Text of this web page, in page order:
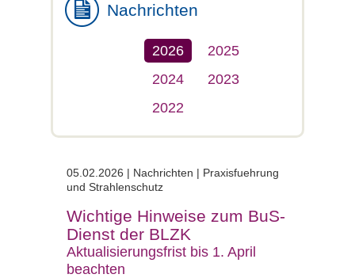
Nachrichten
2026
2025
2024
2023
2022
05.02.2026 | Nachrichten | Praxisfuehrung
und Strahlenschutz
Wichtige Hinweise zum BuS-
Dienst der BLZK
Aktualisierungsfrist bis 1. April
beachten